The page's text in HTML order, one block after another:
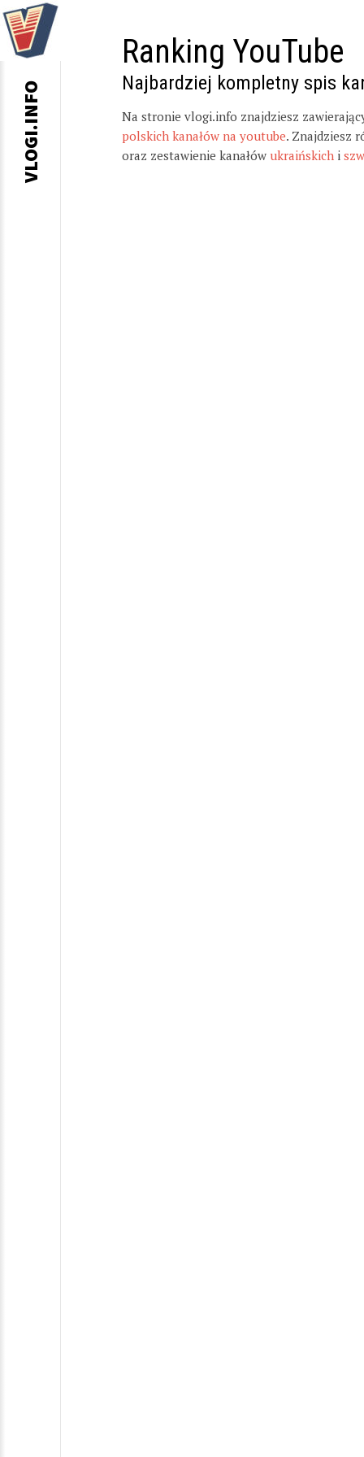
Ranking YouTube
Najbardziej kompletny spis
Na stronie vlogi.info znajdziesz
polskich kanałów na youtube. Znajdziesz
oraz zestawienie kanałów ukraińskich i
VLOGI.INFO